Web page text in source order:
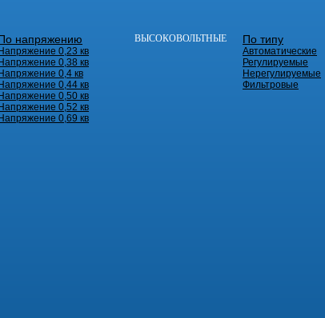
напряжению
Напряжение 0,23 кв
Напряжение 0,38 кв
Напряжение 0,4 кв
Напряжение 0,44 кв
Напряжение 0,50 кв
Напряжение 0,52 кв
Напряжение 0,69 кв
ВЫСОКОВОЛЬТНЫЕ По типу
Автоматические
Регулируемые
Нерегулируемые
Фильтровые